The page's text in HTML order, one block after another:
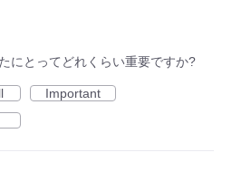
にとってどれくらい重要ですか?
Important